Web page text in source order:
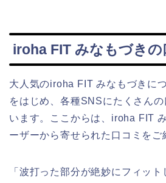
iroha FIT みなもづきの
大人気のiroha FIT みなもづきに
をはじめ、各種SNSにたくさん
います。ここからは、iroha FIT
ーザーから寄せられた口コミをご
「波打った部分が絶妙にフィッ